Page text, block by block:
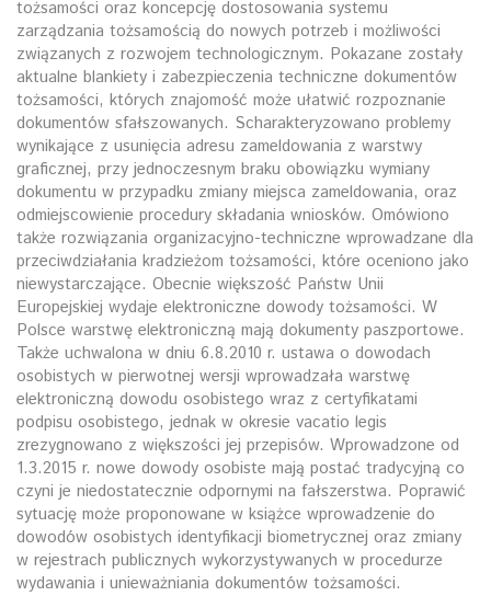
tożsamości oraz koncepcję dostosowania systemu
zarządzania tożsamością do nowych potrzeb i możliwości
związanych z rozwojem technologicznym. Pokazane zostały
aktualne blankiety i zabezpieczenia techniczne dokumentów
tożsamości, których znajomość może ułatwić rozpoznanie
dokumentów sfałszowanych. Scharakteryzowano problemy
wynikające z usunięcia adresu zameldowania z warstwy
graficznej, przy jednoczesnym braku obowiązku wymiany
dokumentu w przypadku zmiany miejsca zameldowania, oraz
odmiejscowienie procedury składania wniosków. Omówiono
także rozwiązania organizacyjno-techniczne wprowadzane dla
przeciwdziałania kradzieżom tożsamości, które oceniono jako
niewystarczające. Obecnie większość Państw Unii
Europejskiej wydaje elektroniczne dowody tożsamości. W
Polsce warstwę elektroniczną mają dokumenty paszportowe.
Także uchwalona w dniu 6.8.2010 r. ustawa o dowodach
osobistych w pierwotnej wersji wprowadzała warstwę
elektroniczną dowodu osobistego wraz z certyfikatami
podpisu osobistego, jednak w okresie vacatio legis
zrezygnowano z większości jej przepisów. Wprowadzone od
1.3.2015 r. nowe dowody osobiste mają postać tradycyjną co
czyni je niedostatecznie odpornymi na fałszerstwa. Poprawić
sytuację może proponowane w książce wprowadzenie do
dowodów osobistych identyfikacji biometrycznej oraz zmiany
w rejestrach publicznych wykorzystywanych w procedurze
wydawania i unieważniania dokumentów tożsamości.